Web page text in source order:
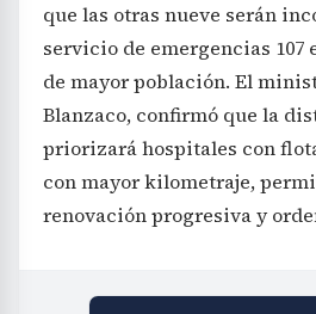
que las otras nueve serán
servicio de emergencias 107
de mayor población. El
Blanzaco, confirmó que la
priorizará hospitales con
con mayor kilometraje,
renovación progresiva y